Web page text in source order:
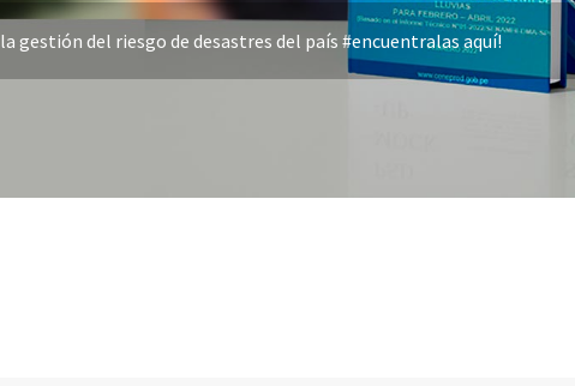
gestión del riesgo de desastres del país #encuentralas aquí!